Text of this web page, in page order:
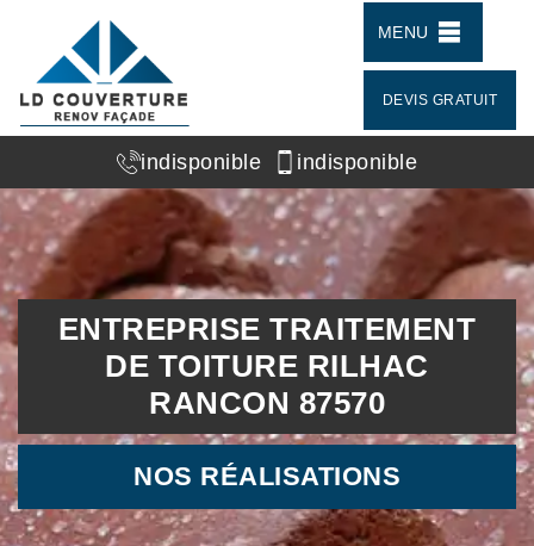
MENU
DEVIS GRATUIT
indisponible indisponible
ENTREPRISE TRAITEMENT
DE TOITURE RILHAC
RANCON 87570
NOS RÉALISATIONS